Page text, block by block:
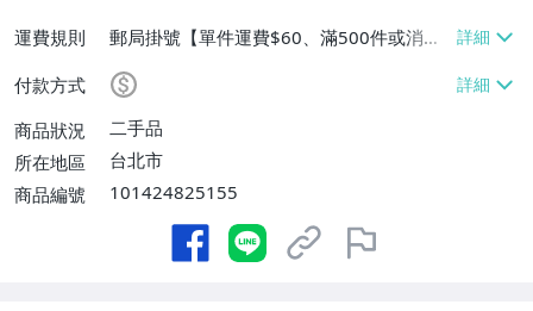
運費規則
郵局掛號【單件運費$60、滿500件或消費
滿$20000免運費】
付款方式
商品狀況
二手品
所在地區
台北市
商品編號
101424825155